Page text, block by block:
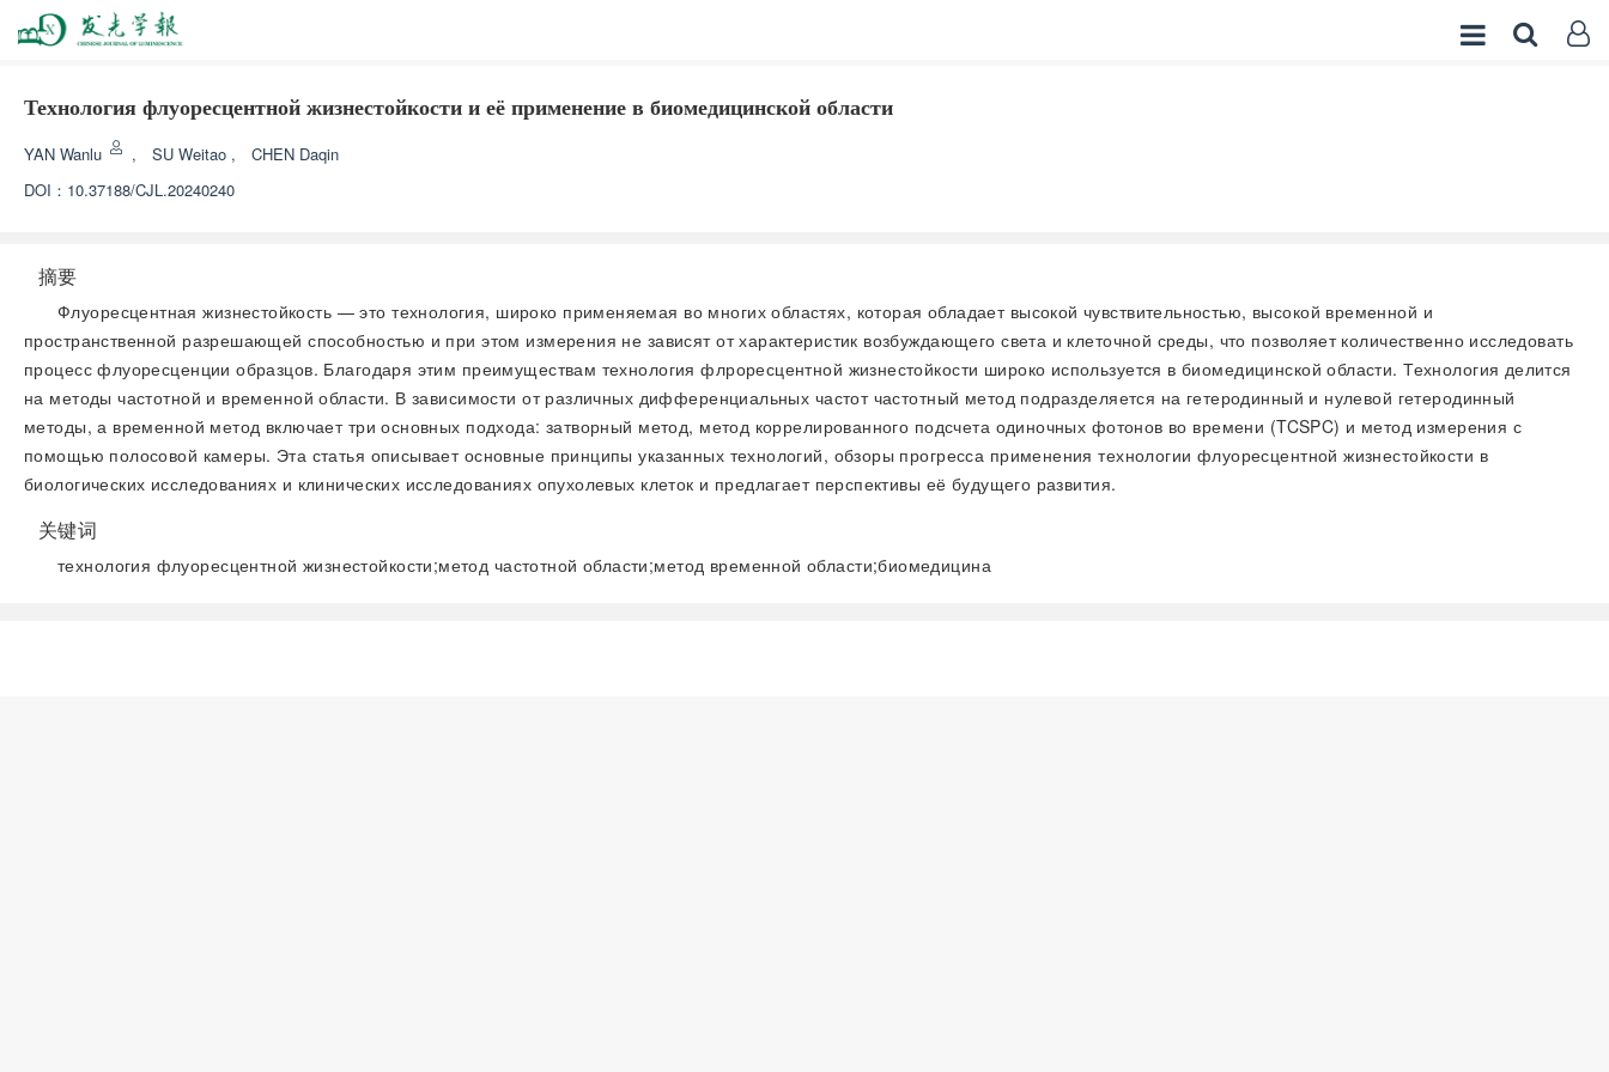
Технология флуоресцентной жизнестойкости и её применение в биомедицинской области
YAN Wanlu , SU Weitao ,
CHEN Daqin
DOI： 10.37188/CJL.20240240
摘要
Флуоресцентная жизнестойкость — это технология, широко применяемая во многих областях, которая обладает высокой чувствительностью, высокой временной и
пространственной разрешающей способностью и при этом измерения не зависят от характеристик возбуждающего света и клеточной среды, что позволяет количественно исследовать
процесс флуоресценции образцов. Благодаря этим преимуществам технология флроресцентной жизнестойкости широко используется в биомедицинской области. Технология делится
на методы частотной и временной области. В зависимости от различных дифференциальных частот частотный метод подразделяется на гетеродинный и нулевой гетеродинный
методы, а временной метод включает три основных подхода: затворный метод, метод коррелированного подсчета одиночных фотонов во времени (TCSPC) и метод измерения с
помощью полосовой камеры. Эта статья описывает основные принципы указанных технологий, обзоры прогресса применения технологии флуоресцентной жизнестойкости в
биологических исследованиях и клинических исследованиях опухолевых клеток и предлагает перспективы её будущего развития.
关键词
технология флуоресцентной жизнестойкости;метод частотной области;метод временной области;биомедицина